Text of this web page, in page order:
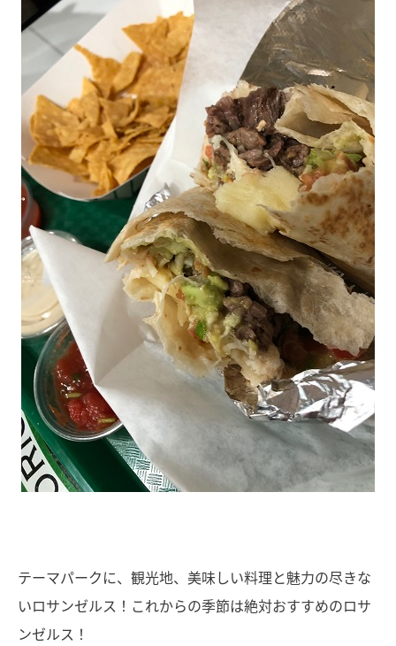
テーマパークに、観光地、美味しい料理と魅力の尽きな
いロサンゼルス！これからの季節は絶対おすすめのロサ
ンゼルス！